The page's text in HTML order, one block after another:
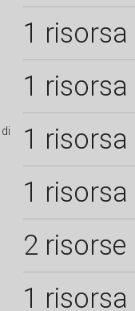
1 risorsa
1 risorsa
di 1 risorsa
1 risorsa
2 risorse
1 risorsa